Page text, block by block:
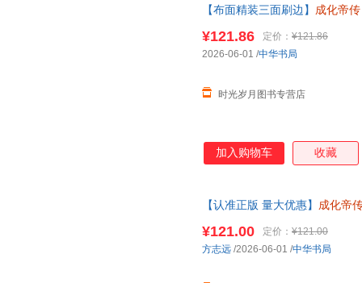
【布面精装三面刷边】 成化帝传
¥121.86 定价： ¥121.86
时光岁月图书专营店
2026-06-01 /中华书局
加入购物车 收藏
【认准正版 量大优惠】 成化帝
子发票 联系客服领取
¥121.00 定价： ¥121.00
方志远 /2026-06-01 /中华书局